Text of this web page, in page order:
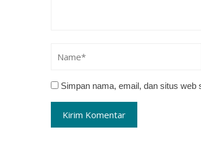
Simpan nama, email, dan situs